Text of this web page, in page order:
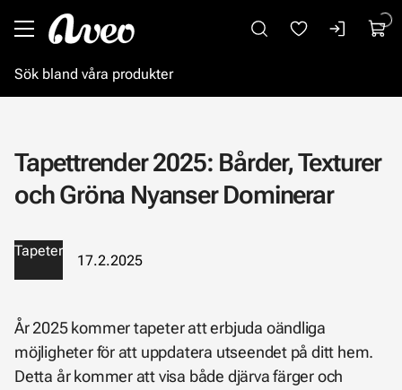
Tapettrender 2025: Bårder, Texturer
och Gröna Nyanser Dominerar
Tapeter
17.2.2025
År 2025 kommer tapeter att erbjuda oändliga
möjligheter för att uppdatera utseendet på ditt hem.
Detta år kommer att visa både djärva färger och